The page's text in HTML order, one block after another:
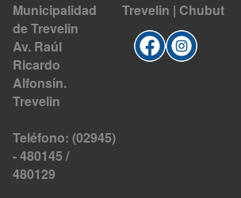
Municipalidad
de Trevelin
Av. Raúl
Ricardo
Alfonsín.
Trevelin
Teléfono: (02945)
- 480145 /
480129
Trevelin | Chubut